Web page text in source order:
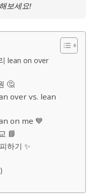
보세요!
lean on over
🤔
over vs. lean
on me 💙
📘
하기 ✨